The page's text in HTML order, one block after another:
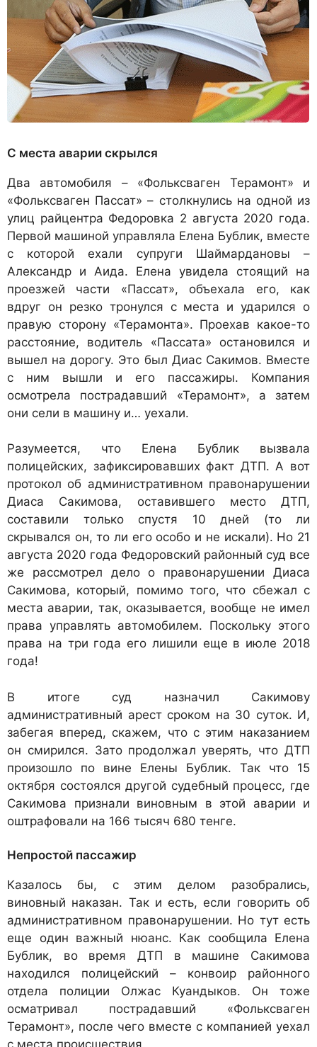
С места аварии скрылся
Два автомобиля – «Фольксваген Терамонт» и
«Фольксваген Пассат» – столкнулись на одной из
улиц райцентра Федоровка 2 августа 2020 года.
Первой машиной управляла Елена Бублик, вместе
с которой ехали супруги Шаймардановы –
Александр и Аида. Елена увидела стоящий на
проезжей части «Пассат», объехала его, как
вдруг он резко тронулся с места и ударился о
правую сторону «Терамонта». Проехав какое-то
расстояние, водитель «Пассата» остановился и
вышел на дорогу. Это был Диас Сакимов. Вместе
с ним вышли и его пассажиры. Компания
осмотрела пострадавший «Терамонт», а затем
они сели в машину и… уехали.
Разумеется, что Елена Бублик вызвала
полицейских, зафиксировавших факт ДТП. А вот
протокол об административном правонарушении
Диаса Сакимова, оставившего место ДТП,
составили только спустя 10 дней (то ли
скрывался он, то ли его особо и не искали). Но 21
августа 2020 года Федоровский районный суд все
же рассмотрел дело о правонарушении Диаса
Сакимова, который, помимо того, что сбежал с
места аварии, так, оказывается, вообще не имел
права управлять автомобилем. Поскольку этого
права на три года его лишили еще в июле 2018
года!
В итоге суд назначил Сакимову
административный арест сроком на 30 суток. И,
забегая вперед, скажем, что с этим наказанием
он смирился. Зато продолжал уверять, что ДТП
произошло по вине Елены Бублик. Так что 15
октября состоялся другой судебный процесс, где
Сакимова признали виновным в этой аварии и
оштрафовали на 166 тысяч 680 тенге.
Непростой пассажир
Казалось бы, с этим делом разобрались,
виновный наказан. Так и есть, если говорить об
административном правонарушении. Но тут есть
еще один важный нюанс. Как сообщила Елена
Бублик, во время ДТП в машине Сакимова
находился полицейский – конвоир районного
отдела полиции Олжас Куандыков. Он тоже
осматривал пострадавший «Фольксваген
Терамонт», после чего вместе с компанией уехал